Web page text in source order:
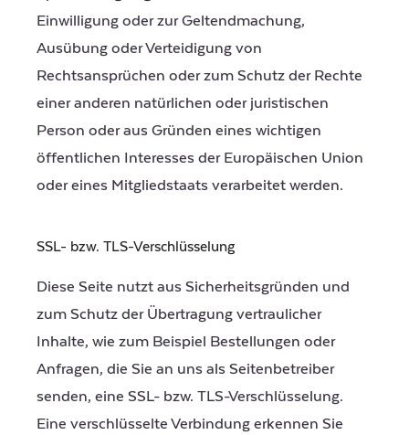
Einwilligung oder zur Geltendmachung,
Ausübung oder Verteidigung von
Rechtsansprüchen oder zum Schutz der Rechte
einer anderen natürlichen oder juristischen
Person oder aus Gründen eines wichtigen
öffentlichen Interesses der Europäischen Union
oder eines Mitgliedstaats verarbeitet werden.
SSL- bzw. TLS-Verschlüsselung
Diese Seite nutzt aus Sicherheitsgründen und
zum Schutz der Übertragung vertraulicher
Inhalte, wie zum Beispiel Bestellungen oder
Anfragen, die Sie an uns als Seitenbetreiber
senden, eine SSL- bzw. TLS-Verschlüsselung.
Eine verschlüsselte Verbindung erkennen Sie